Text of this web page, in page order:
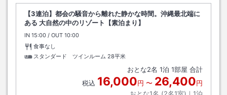
【3連泊】都会の騒音から離れた静かな時間。沖縄最北端に
ある 大自然の中のリゾート【素泊まり】
IN チェックイン
15:00 / OUT チェックアウト
10:00
食事なし
スタンダード ツインルーム 28平米
おとな2名 1泊 1部屋 合計
税込 16,000円 〜 26,400円
おとな1名 (2名1室)｜ 1泊